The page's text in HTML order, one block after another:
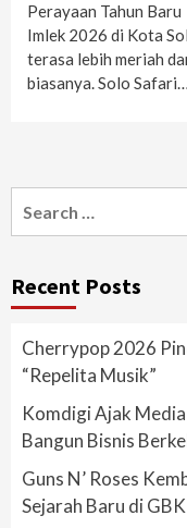
Perayaan Tahun Baru
Imlek 2026 di Kota
terasa lebih meriah
biasanya. Solo Safari…
for:
Recent Posts
Cherrypop 2026
“Repelita Musik”
Komdigi Ajak
Bangun Bisnis
Guns N’ Roses
Sejarah Baru di GBK